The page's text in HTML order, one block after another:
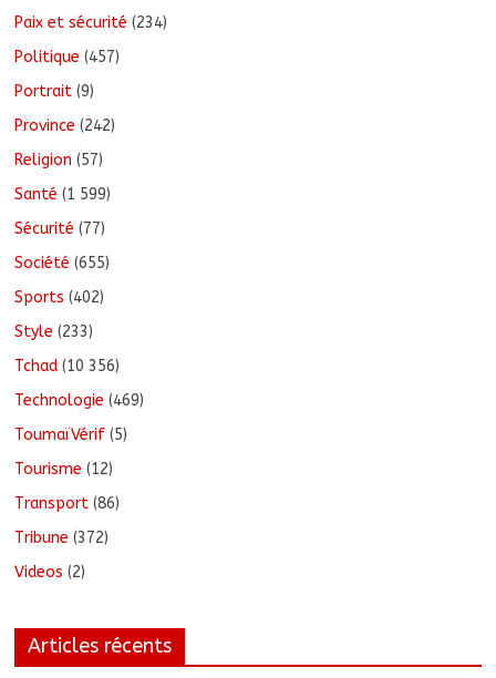
Paix et sécurité (234)
Politique (457)
Portrait (9)
Province (242)
Religion (57)
Santé (1 599)
Sécurité (77)
Société (655)
Sports (402)
Style (233)
Tchad (10 356)
Technologie (469)
ToumaïVérif (5)
Tourisme (12)
Transport (86)
Tribune (372)
Videos (2)
Articles récents